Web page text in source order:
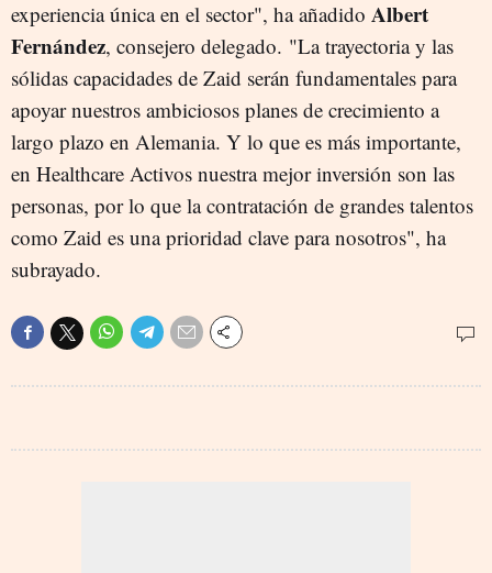
experiencia única en el sector", ha añadido Albert
Fernández, consejero delegado. "La trayectoria y las
sólidas capacidades de Zaid serán fundamentales para
apoyar nuestros ambiciosos planes de crecimiento a
largo plazo en Alemania. Y lo que es más importante,
en Healthcare Activos nuestra mejor inversión son las
personas, por lo que la contratación de grandes talentos
como Zaid es una prioridad clave para nosotros", ha
subrayado.